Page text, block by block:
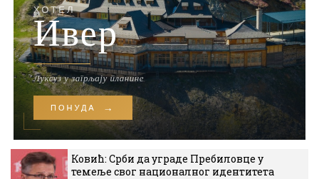
Ковић: Срби да уграде Пребиловце у
темеље свог националног идентитета